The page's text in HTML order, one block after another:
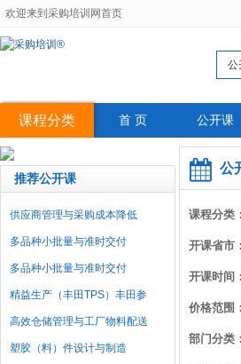
欢迎来到采购培训网首页
公
首 页 公开课
课程分类
推荐公开课
供应商管理与采购成本降低
多品种小批量与准时交付
多品种小批量与准时交付
精益生产（丰田TPS）丰田参
高效仓储管理与工厂物料配送
塑胶（料）件设计与制造
公
课程分类：
开课省市：
开课时间：
价格范围：
部门分类：